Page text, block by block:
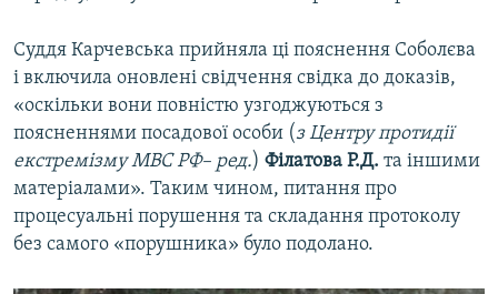
Суддя Карчевська прийняла ці пояснення Соболєва
і включила оновлені свідчення свідка до доказів,
«оскільки вони повністю узгоджуються з
поясненнями посадової особи (з Центру протидії
екстремізму МВС РФ– ред.) Філатова Р.Д. та іншими
матеріалами». Таким чином, питання про
процесуальні порушення та складання протоколу
без самого «порушника» було подолано.